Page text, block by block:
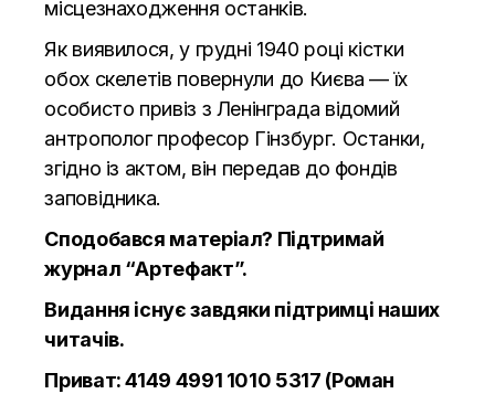
місцезнаходження останків.
Як виявилося, у грудні 1940 році кістки
обох скелетів повернули до Києва — їх
особисто привіз з Ленінграда відомий
антрополог професор Гінзбург. Останки,
згідно із актом, він передав до фондів
заповідника.
Сподобався матеріал? Підтримай
журнал “Артефакт”.
Видання існує завдяки підтримці наших
читачів.
Приват: 4149 4991 1010 5317 (Роман